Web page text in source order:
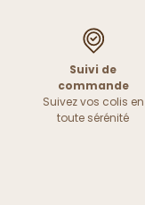
Suivi de
commande
Suivez vos colis en
toute sérénité